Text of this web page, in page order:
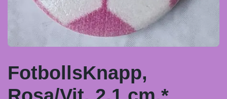
FotbollsKnapp,